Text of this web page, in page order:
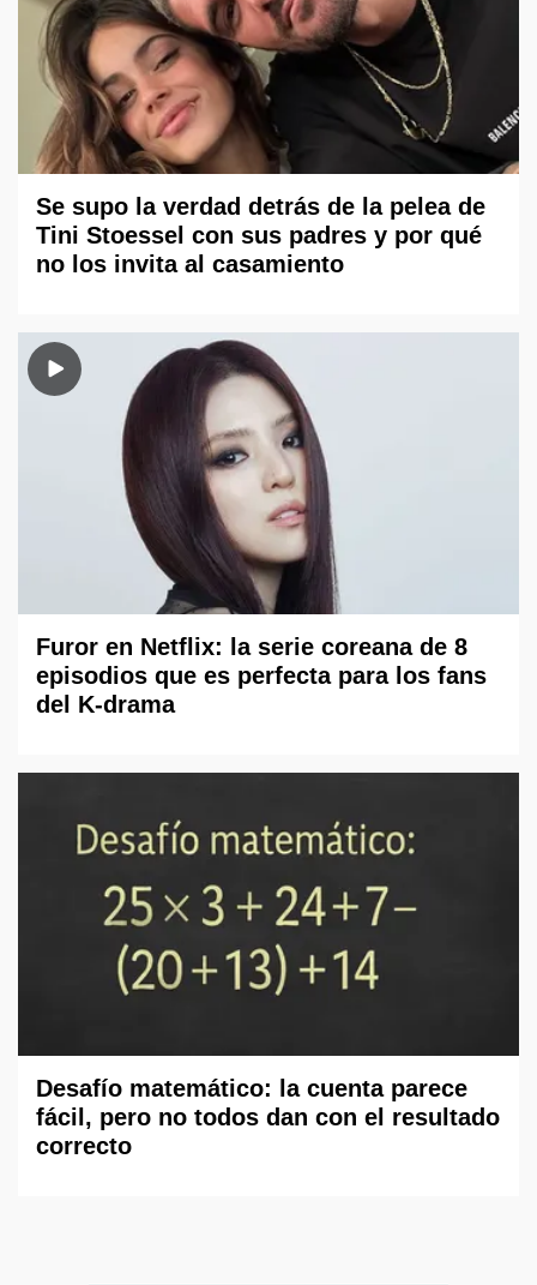
Se supo la verdad detrás de la pelea de
Tini Stoessel con sus padres y por qué
no los invita al casamiento
Furor en Netflix: la serie coreana de 8
episodios que es perfecta para los fans
del K-drama
Desafío matemático: la cuenta parece
fácil, pero no todos dan con el resultado
correcto